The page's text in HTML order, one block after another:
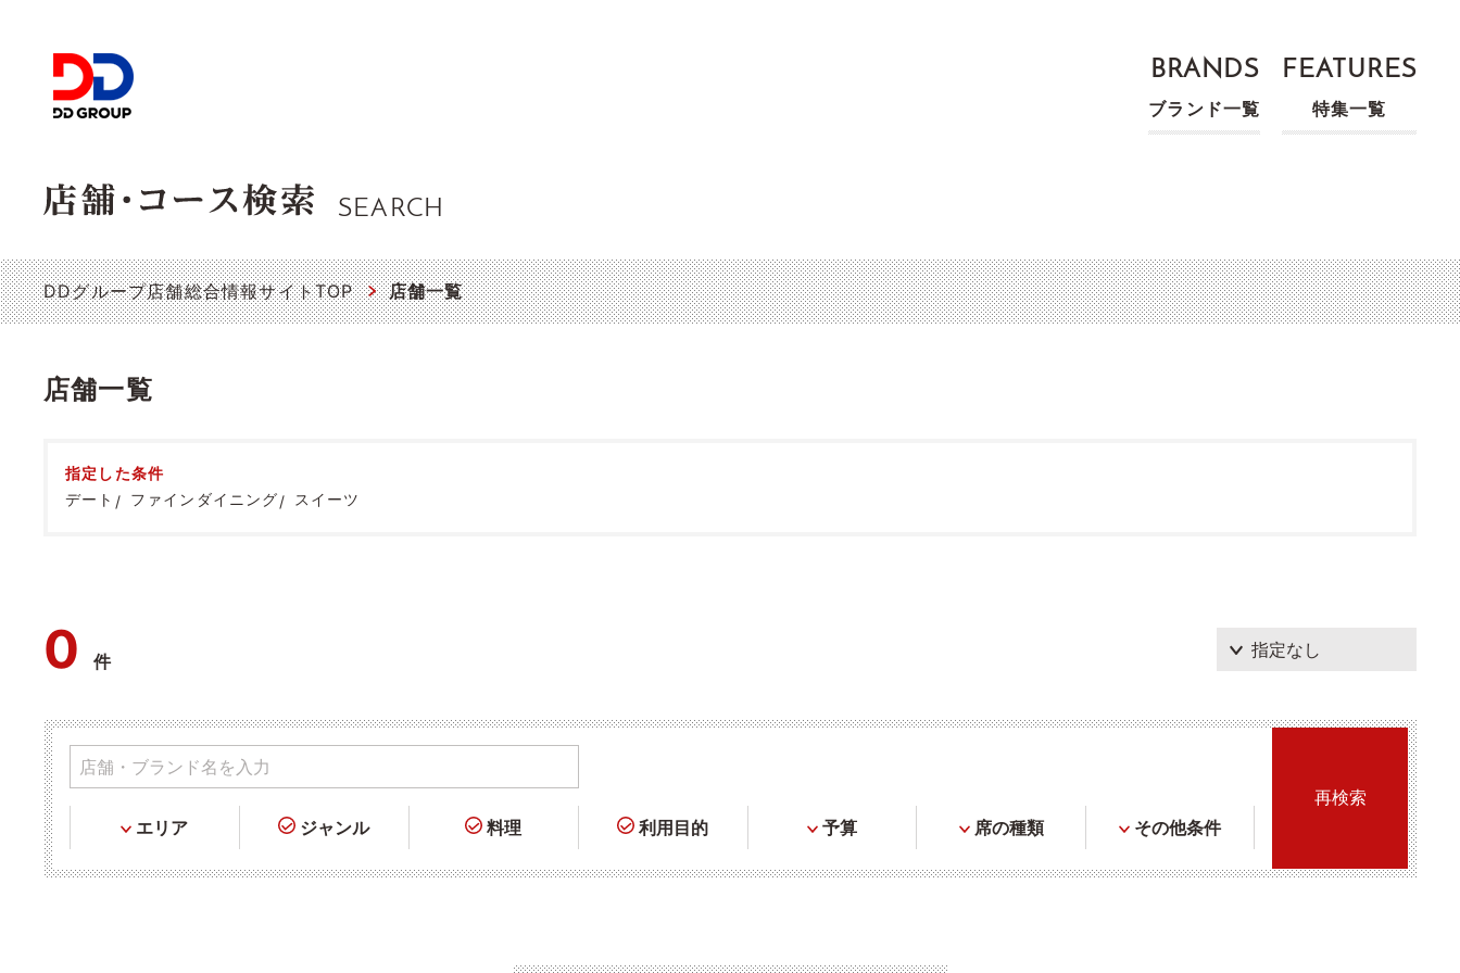
BRANDS
ブランド一覧
FEATURES
特集一覧
SEARCH
DDグループ店舗総合情報サイトTOP 店舗一覧
店舗一覧
指定した条件
デート
ファインダイニング スイーツ
0件
エリア ジャンル 料理 利用目的 予算 席の種類 その他条件